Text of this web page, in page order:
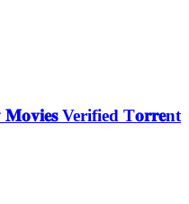
Verified T𝐨𝐫𝐫𝐞nt